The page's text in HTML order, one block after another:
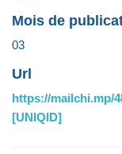
Mois de
03
Url
https://mailchi.mp/
[UNIQID]